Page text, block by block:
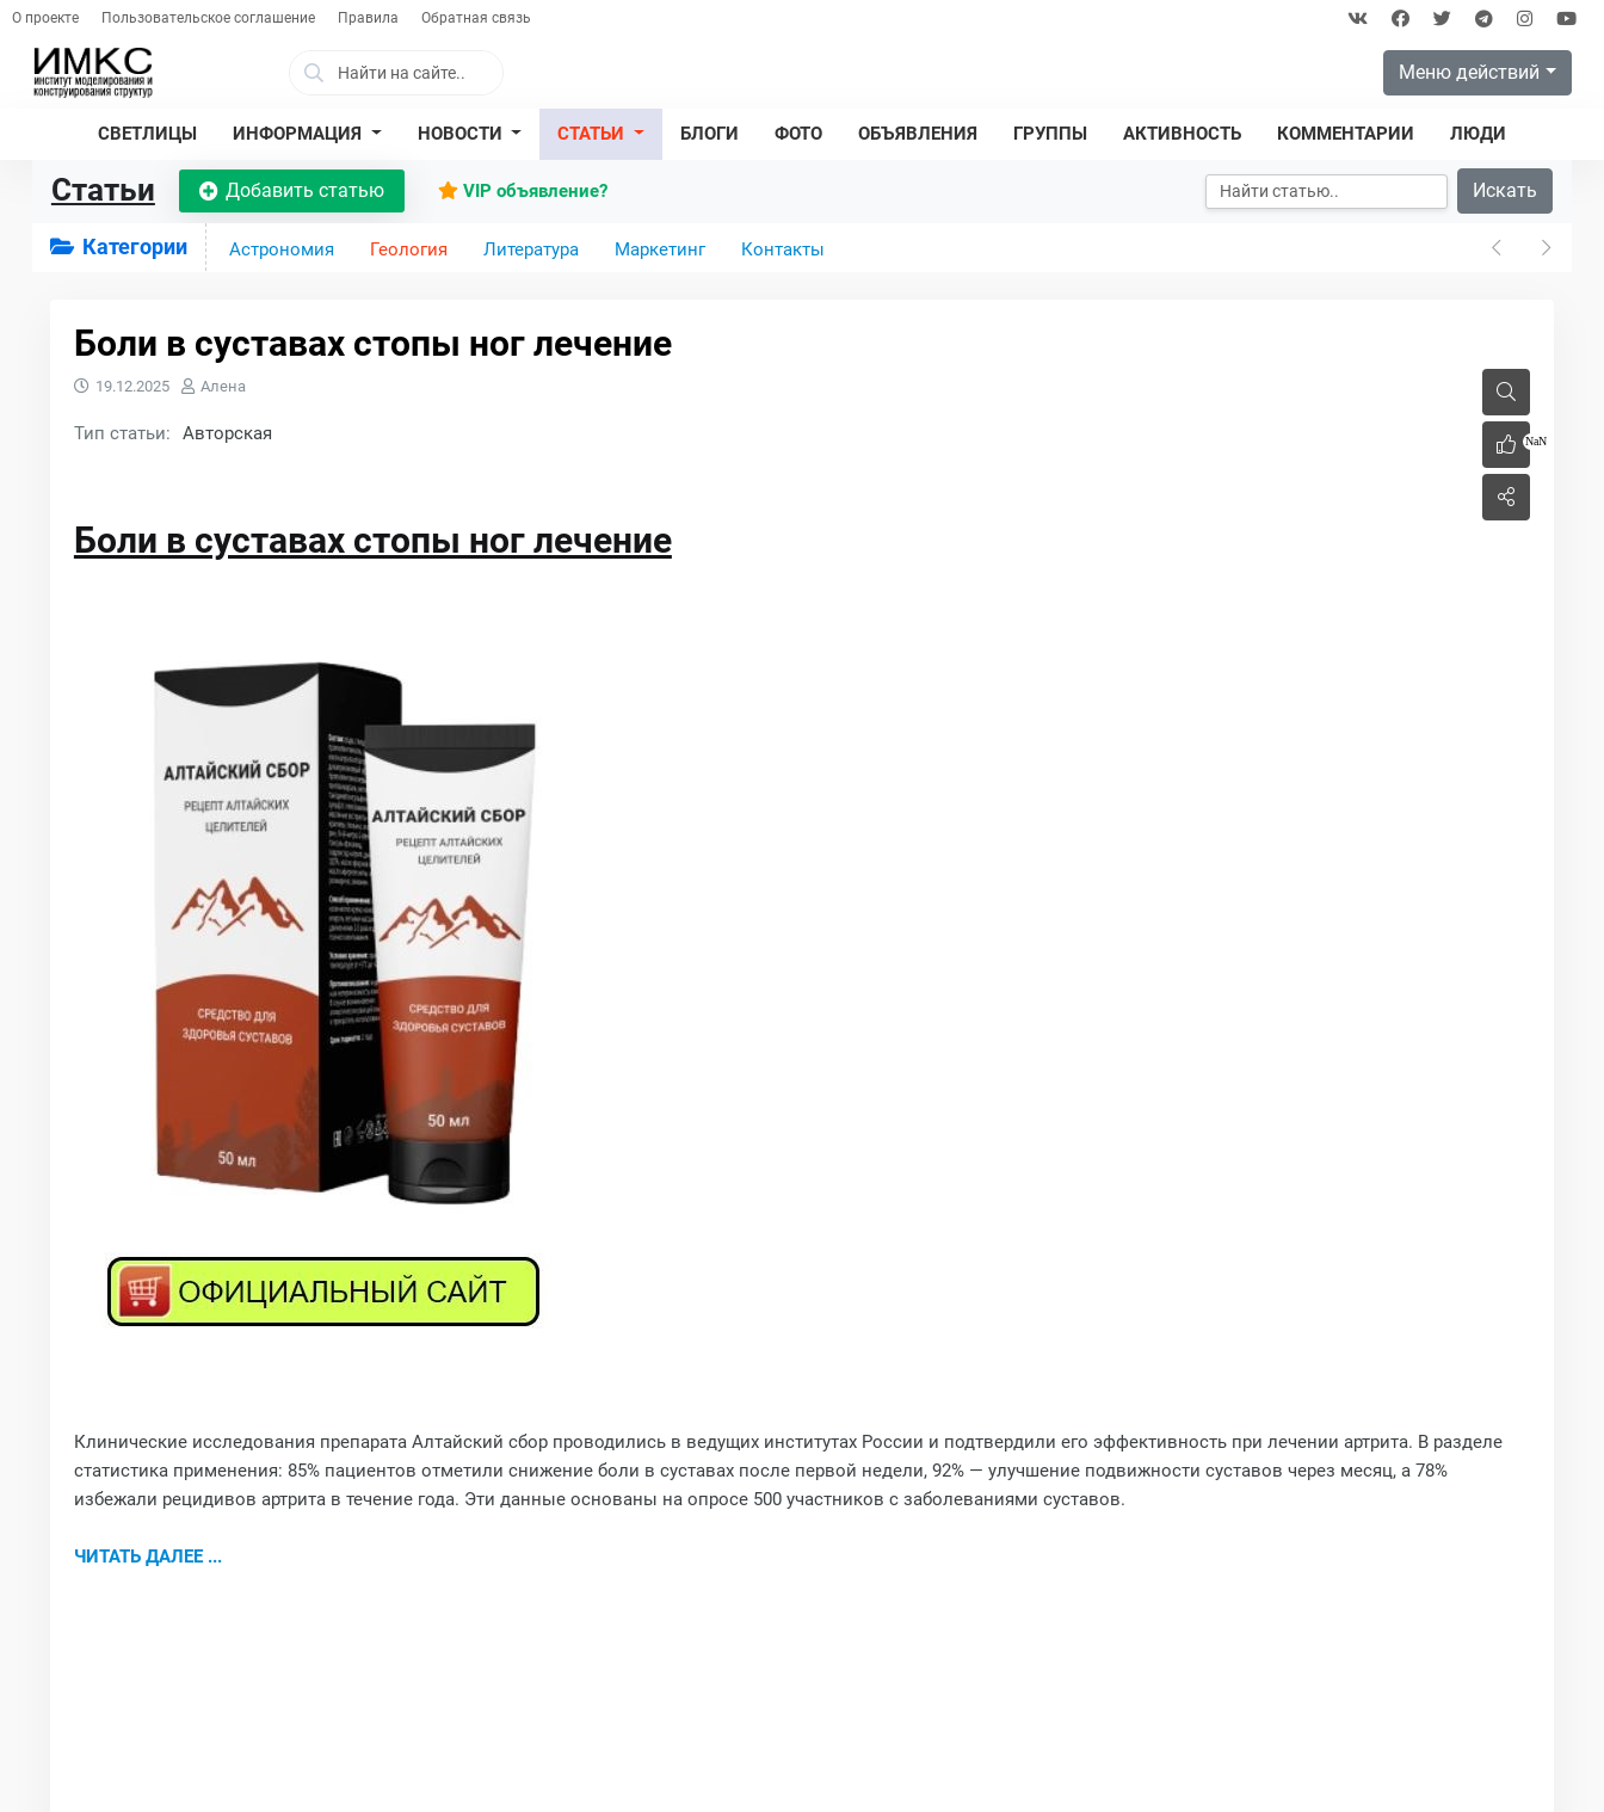
О проекте Пользовательское соглашение Правила Обратная связь
Меню действий
СВЕТЛИЦЫ ИНФОРМАЦИЯ НОВОСТИ СТАТЬИ БЛОГИ ФОТО ОБЪЯВЛЕНИЯ ГРУППЫ АКТИВНОСТЬ КОММЕНТАРИИ ЛЮДИ
Статьи Добавить статью VIP объявление? Искать
Категории Астрономия Геология Литература Маркетинг Контакты
Боли в суставах стопы ног лечение
NaN
19.12.2025 Алена
Тип статьи: Авторская
Боли в суставах стопы ног лечение
Клинические исследования препарата Алтайский сбор проводились в ведущих институтах России и подтвердили его эффективность при лечении артрита. В разделе
статистика применения: 85% пациентов отметили снижение боли в суставах после первой недели, 92% — улучшение подвижности суставов через месяц, а 78%
избежали рецидивов артрита в течение года. Эти данные основаны на опросе 500 участников с заболеваниями суставов.
ЧИТАТЬ ДАЛЕЕ ...